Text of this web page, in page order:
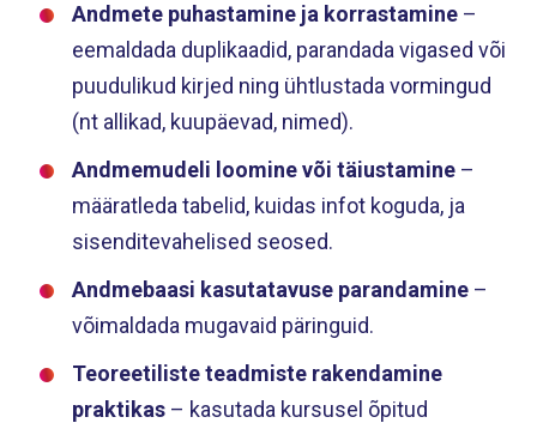
Andmete puhastamine ja korrastamine –
eemaldada duplikaadid, parandada vigased või
puudulikud kirjed ning ühtlustada vormingud
(nt allikad, kuupäevad, nimed).
Andmemudeli loomine või täiustamine –
määratleda tabelid, kuidas infot koguda, ja
sisenditevahelised seosed.
Andmebaasi kasutatavuse parandamine –
võimaldada mugavaid päringuid.
Teoreetiliste teadmiste rakendamine
praktikas – kasutada kursusel õpitud